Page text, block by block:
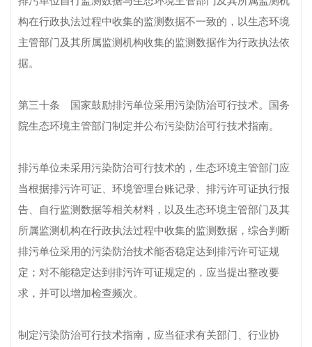
构在行政执法过程中收集的监测数据不一致的，以生态环境
主管部门及其所属监测机构收集的监测数据作为行政执法依
据。
第三十条 国家鼓励排污单位采用污染防治可行技术。国务
院生态环境主管部门制定并公布污染防治可行技术指南。
排污单位未采用污染防治可行技术的，生态环境主管部门应
当根据排污许可证、环境管理台账记录、排污许可证执行报
告、自行监测数据等相关材料，以及生态环境主管部门及其
所属监测机构在行政执法过程中收集的监测数据，综合判断
排污单位采用的污染防治技术能否稳定达到排污许可证规
定；对不能稳定达到排污许可证规定的，应当提出整改要
求，并可以增加检查频次。
制定污染防治可行技术指南，应当征求有关部门、行业协